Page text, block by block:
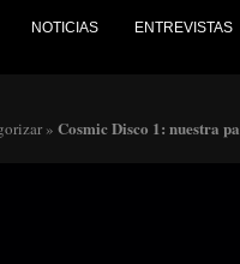
NOTICIAS ENTREVISTAS
» Cosmic Disco 1: nuestra